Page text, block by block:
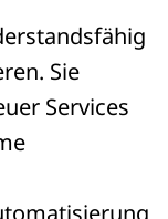
Sie
Services